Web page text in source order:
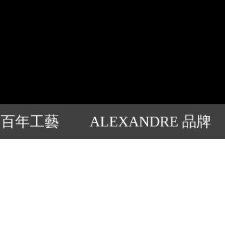
百年工藝 ALEXANDRE 品牌